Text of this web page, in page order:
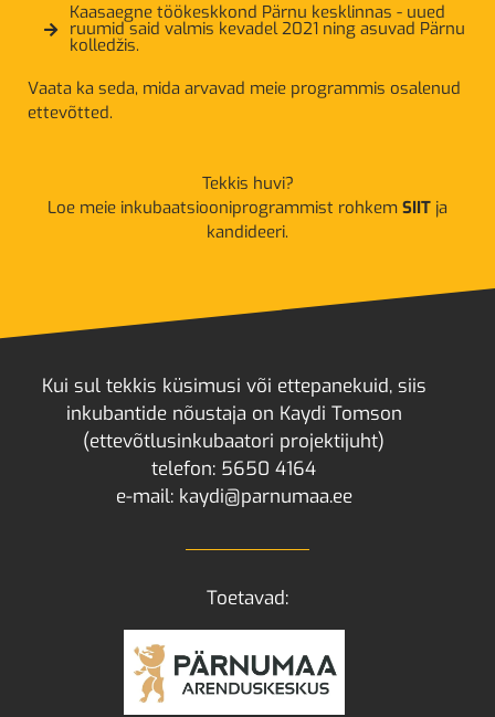
Kaasaegne töökeskkond Pärnu kesklinnas - uued
ruumid said valmis kevadel 2021 ning asuvad Pärnu
kolledžis.
Vaata ka seda, mida arvavad meie programmis osalenud
ettevõtted.
Tekkis huvi?
Loe meie inkubaatsiooniprogrammist rohkem SIIT ja
kandideeri.
Kui sul tekkis küsimusi või ettepanekuid, siis
inkubantide nõustaja on Kaydi Tomson
(ettevõtlusinkubaatori projektijuht)
telefon: 5650 4164
e-mail: kaydi@parnumaa.ee
Toetavad: